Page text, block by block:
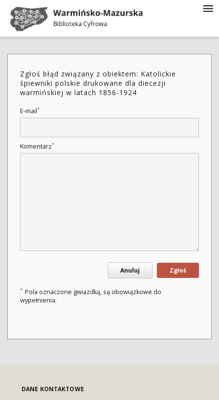
Zgłoś błąd związany z obiektem: Katolickie
śpiewniki polskie drukowane dla diecezji
warmińskiej w latach 1856-1924
E-mail*
Komentarz*
Anuluj Zgłoś
* Pola oznaczone gwiazdką, są obowiązkowe do
wypełnienia.
DANE KONTAKTOWE